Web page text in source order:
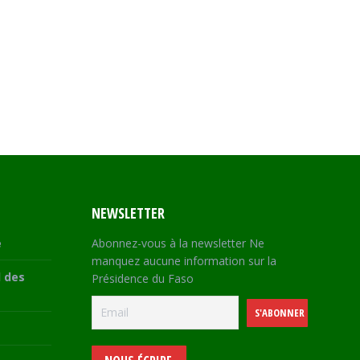
des
NEWSLETTER
Abonnez-vous à la newsletter Ne
manquez aucune information sur la
Présidence du Faso